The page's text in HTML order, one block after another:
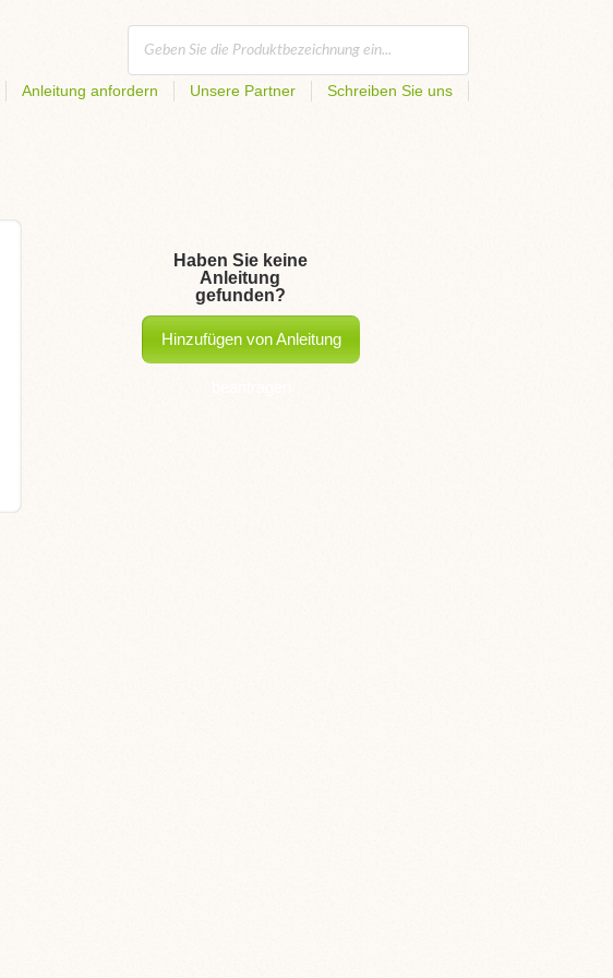
Anleitung anfordern Unsere Partner Schreiben Sie uns
Haben Sie keine
Anleitung
gefunden?
Hinzufügen von Anleitung